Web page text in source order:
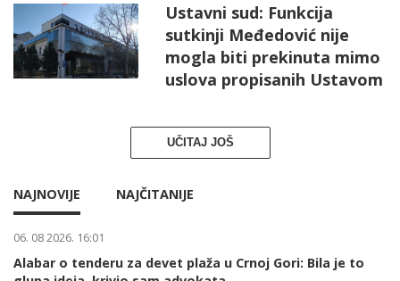
Ustavni sud: Funkcija
sutkinji Međedović nije
mogla biti prekinuta mimo
uslova propisanih Ustavom
UČITAJ JOŠ
NAJNOVIJE NAJČITANIJE
06. 08 2026. 16:01
Alabar o tenderu za devet plaža u Crnoj Gori: Bila je to